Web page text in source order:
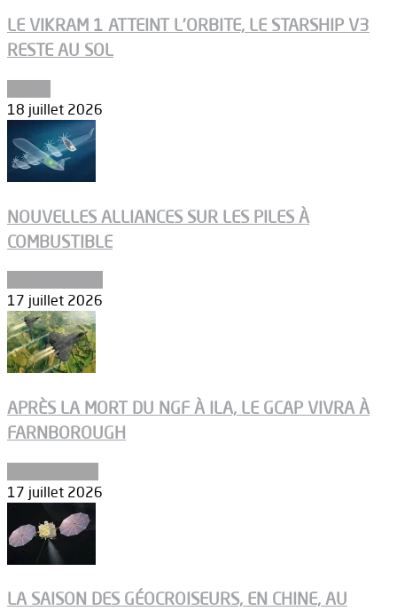
LE VIKRAM 1 ATTEINT L’ORBITE, LE STARSHIP V3
RESTE AU SOL
18 juillet 2026
NOUVELLES ALLIANCES SUR LES PILES À
COMBUSTIBLE
17 juillet 2026
APRÈS LA MORT DU NGF À ILA, LE GCAP VIVRA À
FARNBOROUGH
17 juillet 2026
LA SAISON DES GÉOCROISEURS, EN CHINE, AU